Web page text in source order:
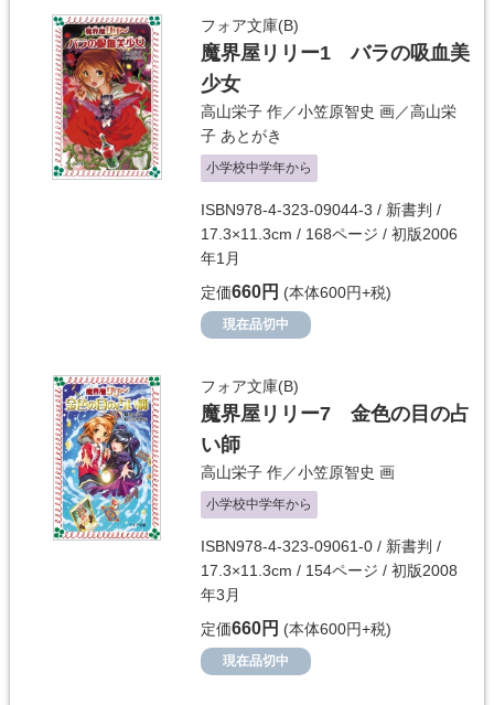
フォア文庫(B)
魔界屋リリー1 バラの吸血美
少女
高山栄子 作／小笠原智史 画／高山栄
子 あとがき
小学校中学年から
ISBN978-4-323-09044-3 / 新書判 /
17.3×11.3cm / 168ページ / 初版2006
年1月
定価660円 (本体600円+税)
現在品切中
フォア文庫(B)
魔界屋リリー7 金色の目の占
い師
高山栄子 作／小笠原智史 画
小学校中学年から
ISBN978-4-323-09061-0 / 新書判 /
17.3×11.3cm / 154ページ / 初版2008
年3月
定価660円 (本体600円+税)
現在品切中